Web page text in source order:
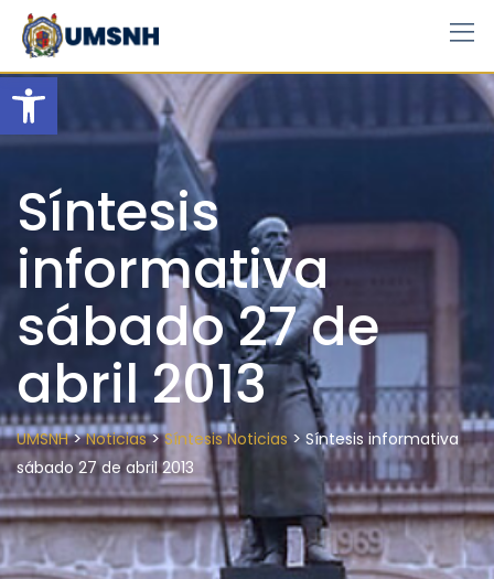
Open toolbar
Skip
content
Síntesis
informativa
sábado 27 de
abril 2013
UMSNH>Noticias>Síntesis Noticias> Síntesis informativa
sábado 27 de abril 2013